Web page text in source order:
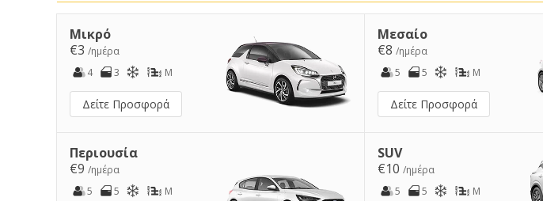
Μικρό
€3 /ημέρα
4
3 M
Δείτε Προσφορά
Μεσαίο
€8/ημέρα
5
5 M
Δείτε Προσφορά
Περιουσία
€9 /ημέρα
5
5 M
SUV
€10/ημέρα
5
5 M